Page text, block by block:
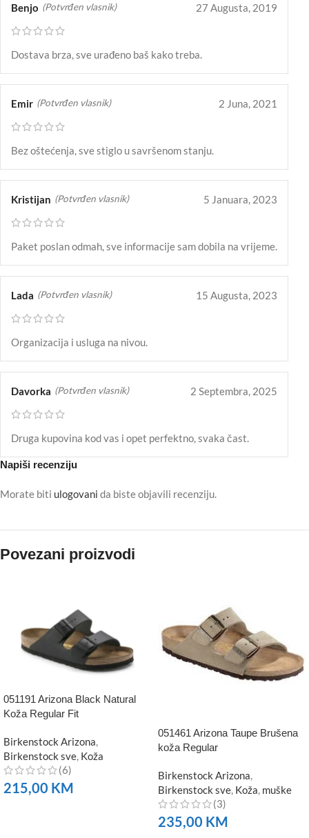
Benjo (Potvrđen vlasnik) 27 Augusta, 2019
Dostava brza, sve urađeno baš kako treba.
Emir (Potvrđen vlasnik) 2 Juna, 2021
Bez oštećenja, sve stiglo u savršenom stanju.
Kristijan (Potvrđen vlasnik) 5 Januara, 2023
Paket poslan odmah, sve informacije sam dobila na vrijeme.
Lada (Potvrđen vlasnik) 15 Augusta, 2023
Organizacija i usluga na nivou.
Davorka (Potvrđen vlasnik) 2 Septembra, 2025
Druga kupovina kod vas i opet perfektno, svaka čast.
Napiši recenziju
Morate biti ulogovani da biste objavili recenziju.
Povezani proizvodi
051191 Arizona Black Natural
Koža Regular Fit
Birkenstock Arizona,
Birkenstock sve, Koža
(6)
215,00 KM
051461 Arizona Taupe Brušena
koža Regular
Birkenstock Arizona,
Birkenstock sve, Koža, muške
(3)
235,00 KM